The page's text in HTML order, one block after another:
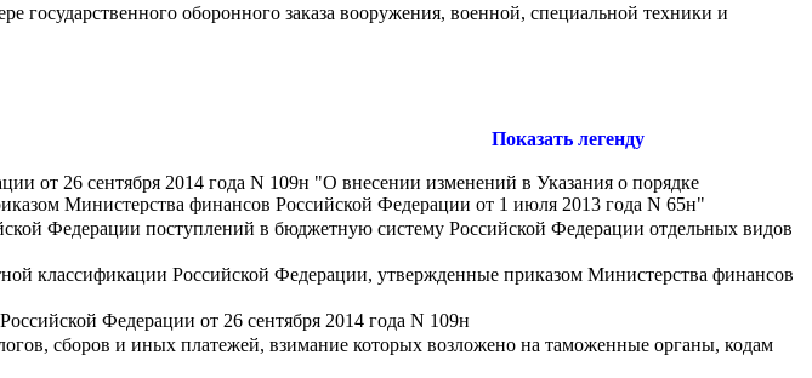
государственного оборонного заказа вооружения, военной, специальной техники и
Показать легенду
от 26 сентября 2014 года N 109н "О внесении изменений в Указания о порядке
Министерства финансов Российской Федерации от 1 июля 2013 года N 65н"
Федерации поступлений в бюджетную систему Российской Федерации отдельных видов
классификации Российской Федерации, утвержденные приказом Министерства финансов
Федерации от 26 сентября 2014 года N 109н
сборов и иных платежей, взимание которых возложено на таможенные органы, кодам